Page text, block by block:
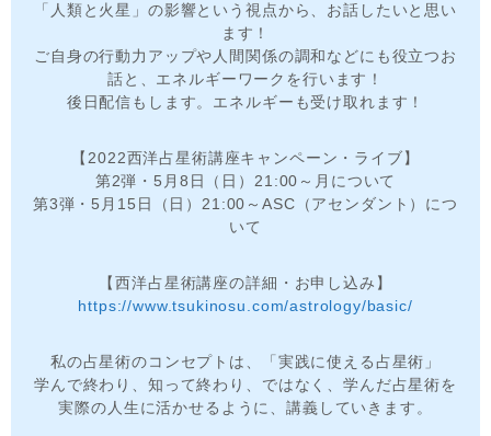
「人類と火星」の影響という視点から、お話したいと思い
ます！
ご自身の行動力アップや人間関係の調和などにも役立つお
話と、エネルギーワークを行います！
後日配信もします。エネルギーも受け取れます！
【2022西洋占星術講座キャンペーン・ライブ】
第2弾・5月8日（日）21:00～月について
第3弾・5月15日（日）21:00～ASC（アセンダント）につ
いて
【西洋占星術講座の詳細・お申し込み】
https://www.tsukinosu.com/astrology/basic/
私の占星術のコンセプトは、「実践に使える占星術」
学んで終わり、知って終わり、ではなく、学んだ占星術を
実際の人生に活かせるように、講義していきます。